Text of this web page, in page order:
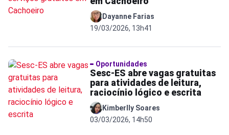
Dayanne Farias
19/03/2026, 13h41
Oportunidades
Sesc-ES abre vagas gratuitas
para atividades de leitura,
raciocínio lógico e escrita
Kimberlly Soares
03/03/2026, 14h50